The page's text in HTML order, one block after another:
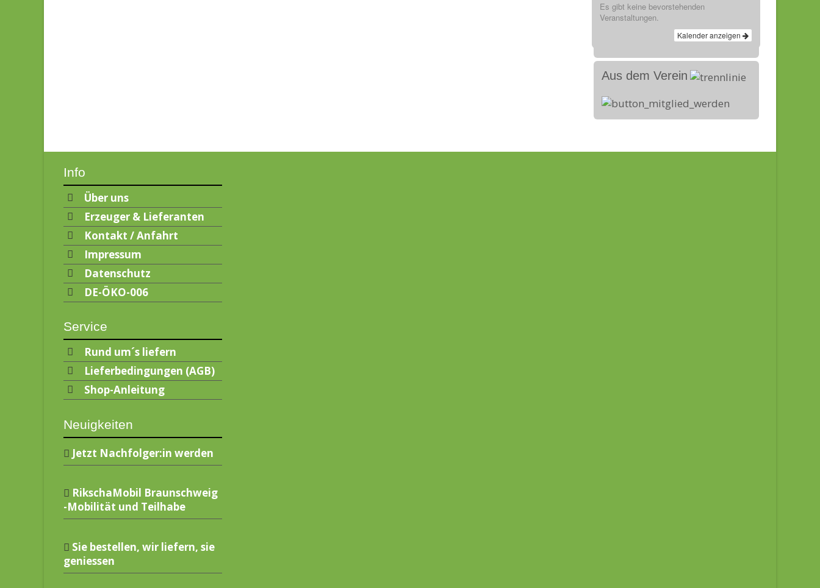
Es gibt keine bevorstehenden
Veranstaltungen.
Kalender anzeigen
Aus dem Verein
Info
Über uns
Erzeuger & Lieferanten
Kontakt / Anfahrt
Impressum
Datenschutz
DE-ÖKO-006
Service
Rund um´s liefern
Lieferbedingungen (AGB)
Shop-Anleitung
Neuigkeiten
Jetzt Nachfolger:in werden
RikschaMobil Braunschweig
-Mobilität und Teilhabe
Sie bestellen, wir liefern, sie
geniessen